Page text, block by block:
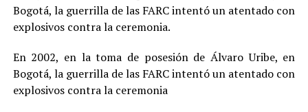
Bogotá, la guerrilla de las FARC intentó un atentado con
explosivos contra la ceremonia.
En 2002, en la toma de posesión de Álvaro Uribe, en
Bogotá, la guerrilla de las FARC intentó un atentado con
explosivos contra la ceremonia